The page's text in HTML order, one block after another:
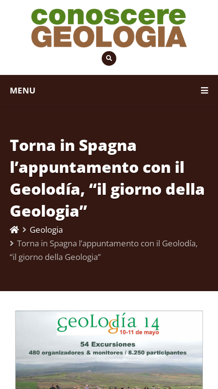
MENU
Torna in Spagna
l’appuntamento con il
Geolodía, “il giorno della
Geologia”
Geologia
Torna in Spagna l’appuntamento con il Geolodía,
“il giorno della Geologia”